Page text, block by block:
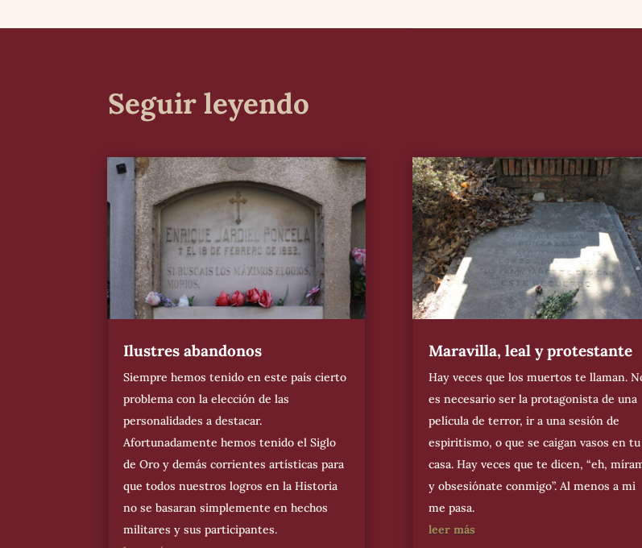
Seguir leyendo
Ilustres abandonos
Siempre hemos tenido en este país cierto
problema con la elección de las
personalidades a destacar.
Afortunadamente hemos tenido el Siglo
de Oro y demás corrientes artísticas para
que todos nuestros logros en la Historia
no se basaran simplemente en hechos
militares y sus participantes.
Maravilla, leal y protestante
Hay veces que los muertos te llaman.
es necesario ser la protagonista de una
película de terror, ir a una sesión de
espiritismo, o que se caigan vasos en tu
casa. Hay veces que te dicen, “eh,
y obsesiónate conmigo”. Al menos a mi
me pasa.
leer más